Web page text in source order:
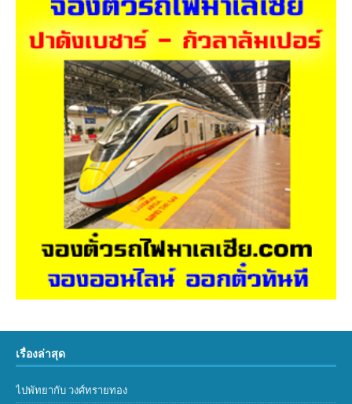
เรื่องล่าสุด
ไปพัทยากับ วงศ์ทรายทอง